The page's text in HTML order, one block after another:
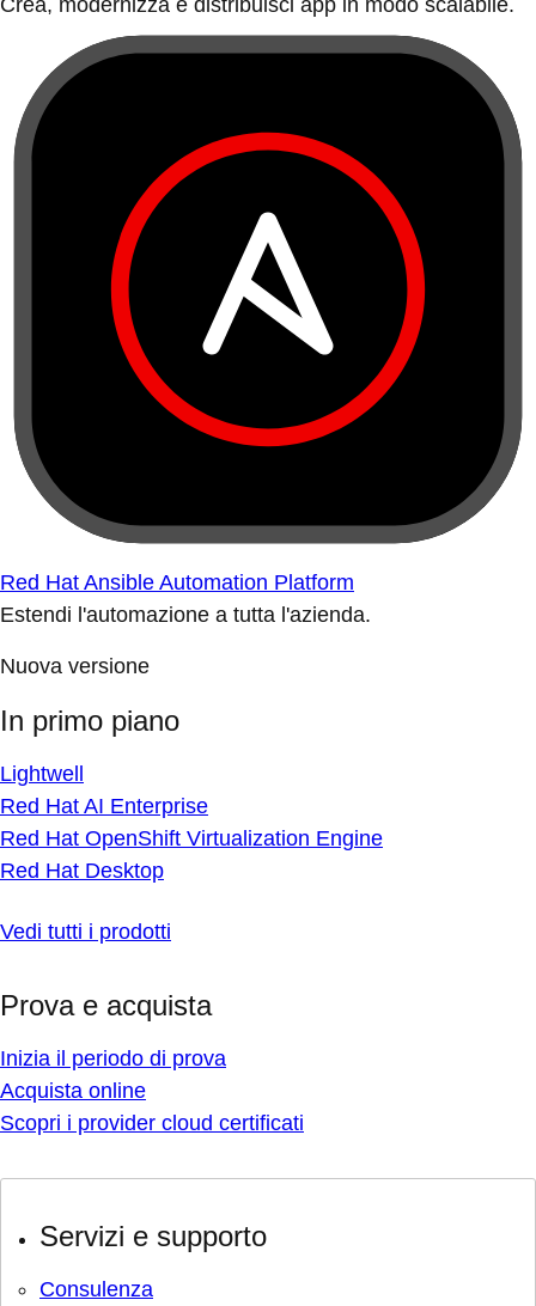
Crea, modernizza e distribuisci app in modo scalabile.
Red Hat Ansible Automation Platform
Estendi l'automazione a tutta l'azienda.
Nuova versione
In primo piano
Lightwell
Red Hat AI Enterprise
Red Hat OpenShift Virtualization Engine
Red Hat Desktop
Vedi tutti i prodotti
Prova e acquista
Inizia il periodo di prova
Acquista online
Scopri i provider cloud certificati
Servizi e supporto
Consulenza